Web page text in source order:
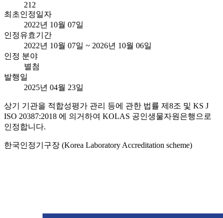
212
최초인정일자
2022년 10월 07일
인정유효기간
2022년 10월 07일 ~ 2026년 10월 06일
인정 분야
별첨
발행일
2025년 04월 23일
상기 기관을 적합성평가 관리 등에 관한 법률 제8조 및 KS J
ISO 20387:2018 에 의거하여 KOLAS 공인생물자원은행으로
인정합니다.
한국인정기구장 (Korea Laboratory Accreditation scheme)